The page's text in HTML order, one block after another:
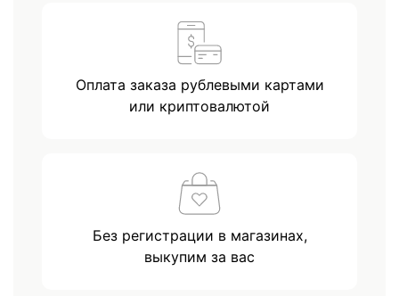
Оплата заказа рублевыми картами
или криптовалютой
Без регистрации в магазинах,
выкупим за вас